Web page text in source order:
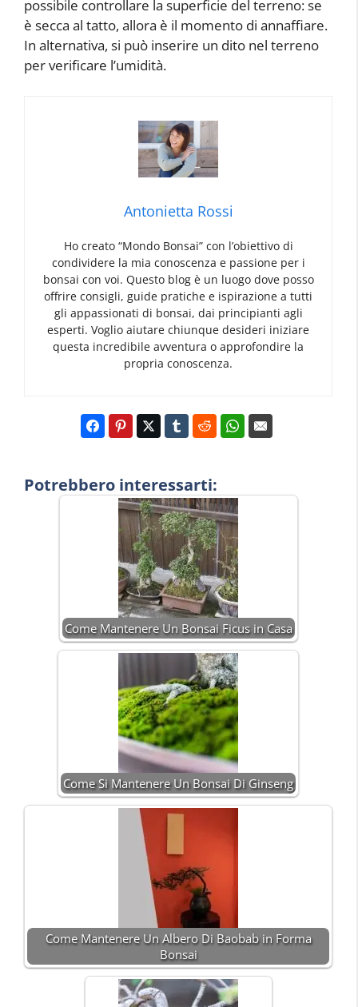
possibile controllare la superficie del terreno: se
è secca al tatto, allora è il momento di annaffiare.
In alternativa, si può inserire un dito nel terreno
per verificare l’umidità.
Antonietta Rossi
Ho creato “Mondo Bonsai” con l’obiettivo di
condividere la mia conoscenza e passione per i
bonsai con voi. Questo blog è un luogo dove posso
offrire consigli, guide pratiche e ispirazione a tutti
gli appassionati di bonsai, dai principianti agli
esperti. Voglio aiutare chiunque desideri iniziare
questa incredibile avventura o approfondire la
propria conoscenza.
Potrebbero interessarti:
Come Mantenere Un Bonsai Ficus in Casa
Come Si Mantenere Un Bonsai Di Ginseng
Come Mantenere Un Albero Di Baobab in Forma
Bonsai